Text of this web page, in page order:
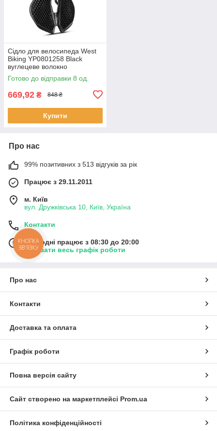
Сідло для велосипеда West
Biking YP0801258 Black
вуглецеве волокно
ергономічне з 3D структурою
8 шт.
Готово до відправки 8 од.
669,92 ₴ 848 ₴
Купити
Про нас
99% позитивних з 513 відгуків за рік
Працює з 29.11.2011
м. Київ
вул. Дружківська 10, Київ, Україна
Контакти
Сьогодні працює з 08:30 до 20:00
Показати весь графік роботи
Про нас
Контакти
Доставка та оплата
Графік роботи
Повна версія сайту
Сайт створено на маркетплейсі Prom.ua
Політика конфіденційності
КНОПКА
ЗВ'ЯЗКУ